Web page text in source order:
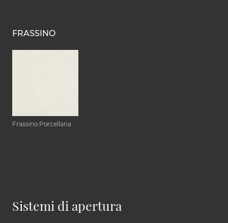
FRASSINO
Frassino Porcellana
Sistemi di apertura